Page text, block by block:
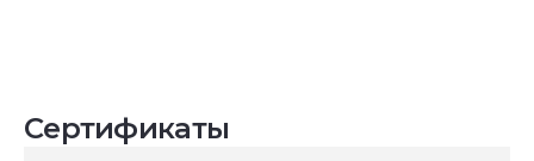
Сертификаты